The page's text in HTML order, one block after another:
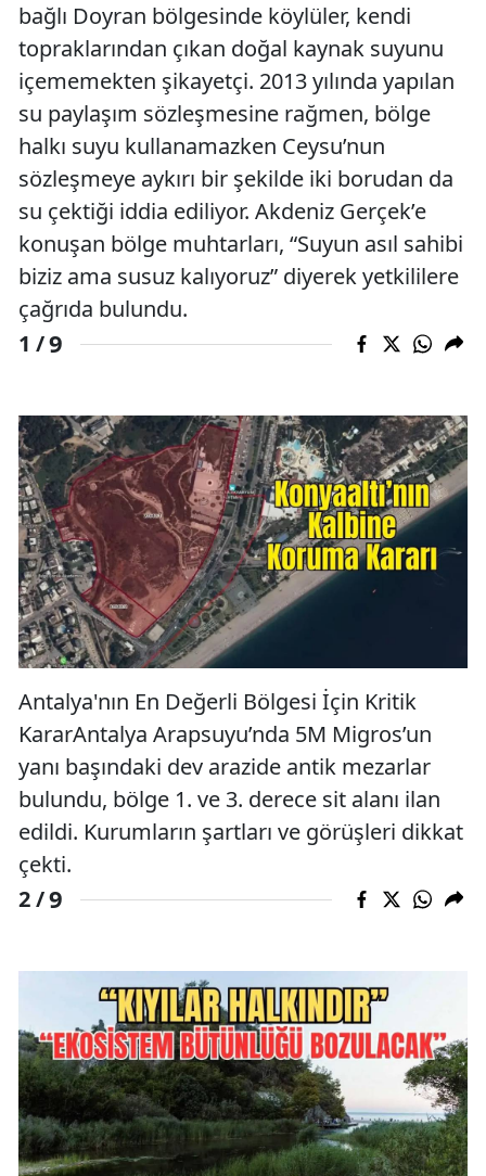
bağlı Doyran bölgesinde köylüler, kendi
topraklarından çıkan doğal kaynak suyunu
içememekten şikayetçi. 2013 yılında yapılan
su paylaşım sözleşmesine rağmen, bölge
halkı suyu kullanamazken Ceysu’nun
sözleşmeye aykırı bir şekilde iki borudan da
su çektiği iddia ediliyor. Akdeniz Gerçek’e
konuşan bölge muhtarları, “Suyun asıl sahibi
biziz ama susuz kalıyoruz” diyerek yetkililere
çağrıda bulundu.
1 /9
Antalya'nın En Değerli Bölgesi İçin Kritik
KararAntalya Arapsuyu’nda 5M Migros’un
yanı başındaki dev arazide antik mezarlar
bulundu, bölge 1. ve 3. derece sit alanı ilan
edildi. Kurumların şartları ve görüşleri dikkat
çekti.
2 /9